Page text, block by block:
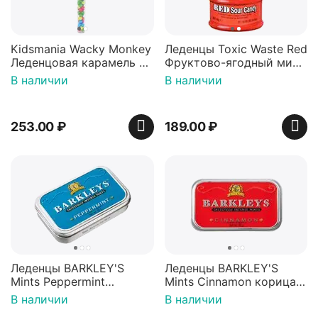
Kidsmania Wacky Monkey
Леденцовая карамель с
игрушкой Ваки Манки
12г, Китай
В наличии
253.00₽
Леденцы Toxic Waste Red
Фруктово-ягодный микс
Красная банка 42 г,
Пакистан
В наличии
189.00₽
Леденцы BARKLEY'S
Mints Peppermint
перечная мята 50г,
Нидерланды
В наличии
Леденцы BARKLEY'S
Mints Cinnamon корица
50г, Нидерланды
В наличии